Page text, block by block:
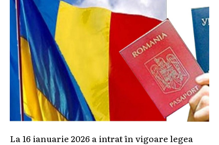
La 16 ianuarie 2026 a intrat în vigoare legea